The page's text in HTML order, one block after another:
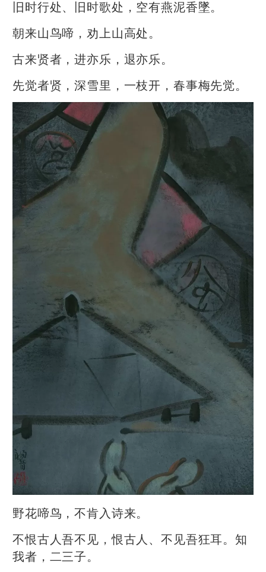
旧时行处、旧时歌处，空有燕泥香墜。
朝来山鸟啼，劝上山高处。
古来贤者，进亦乐，退亦乐。
先觉者贤，深雪里，一枝开，春事梅先觉。
野花啼鸟，不肯入诗来。
不恨古人吾不见，恨古人、不见吾狂耳。知
我者，二三子。